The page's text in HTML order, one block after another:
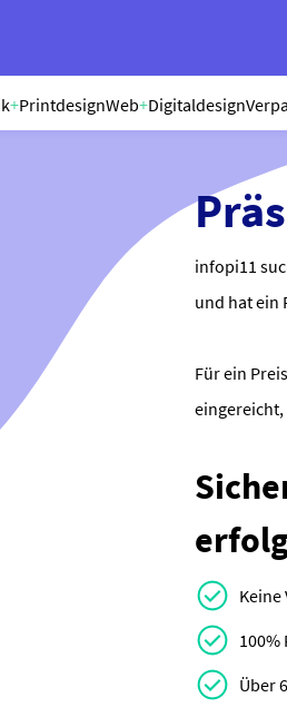
+PrintdesignWeb+Digitaldesign
infopi11
und hat ein
Für ein
eingereicht,
Keine
100%
Über